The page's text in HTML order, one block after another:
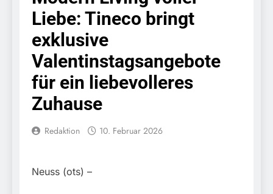
Knopfdruck / Schnelle
Festnahme nach
sexueller Belästigung
7. August 2026
Bundespolizeidirektion
grenzüberschreitenden
Verkehr / Waffenfund im
Fahrzeug
Bundespolizeidirektion
München: Schneller
festgenommen als die
Ungarn mit
6. August 2026
Katze am Bahnhof
Bamberg aufgefunden –
6. August 2026
Liebe: Tineco bringt
exklusive
Valentinstagsangebote
für ein liebevolleres
Zuhause
Redaktion 10. Februar 2026
Neuss (ots) –